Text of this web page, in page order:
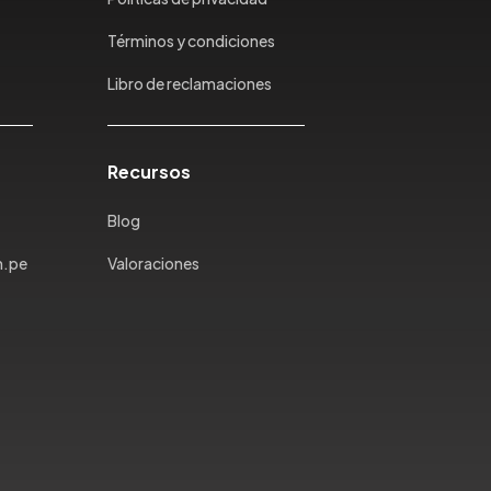
Términos y condiciones
Libro de reclamaciones
Recursos
Blog
Valoraciones